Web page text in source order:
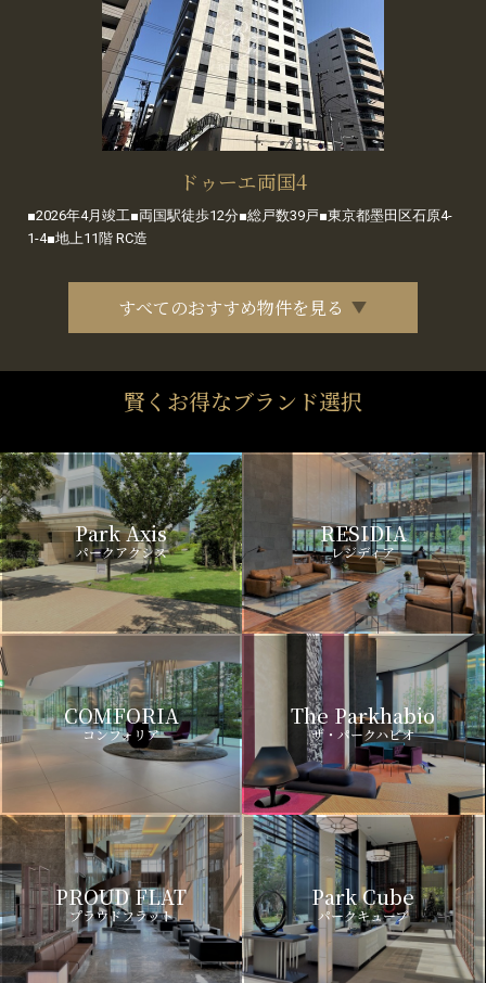
ドゥーエ両国4
■2026年4月竣工■両国駅徒歩12分■総戸数39戸■東京都墨田区石原4-
1-4■地上11階 RC造
すべてのおすすめ物件を見る
賢くお得なブランド選択
Park Axis
パークアクシス
RESIDIA
レジディア
COMFORIA
コンフォリア
The Parkhabio
ザ・パークハビオ
PROUD FLAT
プラウドフラット
Park Cube
パークキューブ